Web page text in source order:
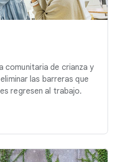
comunitaria de crianza y
las barreras que
regresen al trabajo.